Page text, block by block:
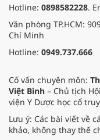
Hotline: 0898582228.
Văn phòng TP.HCM:
Chí Minh
Hotline: 0949.737.666
Cố vấn chuyên môn:
Việt Bình – Chủ tịch
viện Y Dược học cổ
Lưu ý: Các bài viết về
khảo, không thay thế